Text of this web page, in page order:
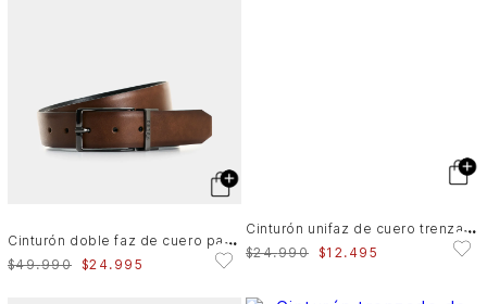
C
inturón doble faz de cuero para hombre Nila
$49.990 $24. 995
C
inturón unifaz de cuero trenzado para hombre Bruma
$24.990 $12 . 495